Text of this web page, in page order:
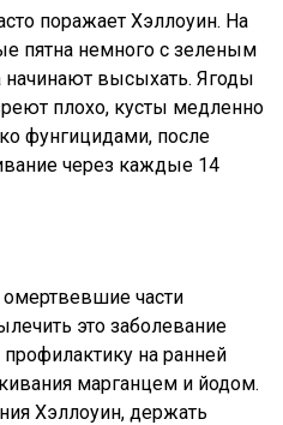
поражает Хэллоуин. На
пятна немного с зеленым
начинают высыхать. Ягоды
плохо, кусты медленно
фунгицидами, после
через каждые 14
части
это заболевание
на ранней
марганцем и йодом.
Хэллоуин, держать